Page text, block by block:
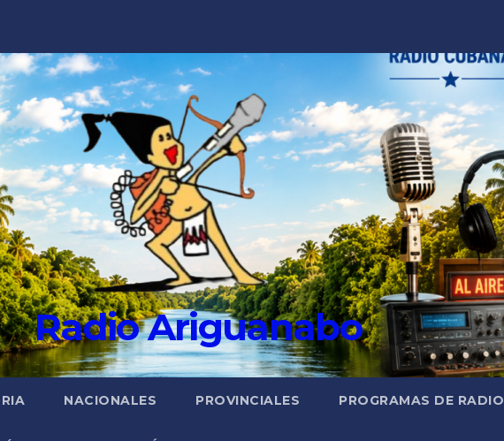
Radio Ariguanabo
NACIONALES PROVINCIALES PROGRAMAS DE RADIO